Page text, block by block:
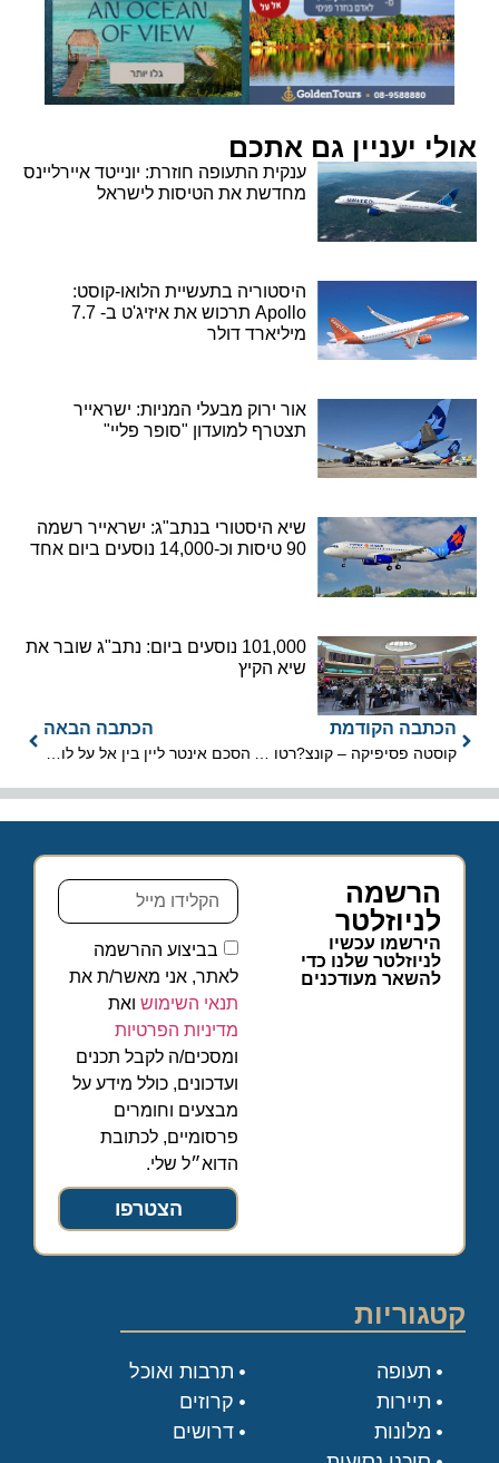
אולי יעניין גם אתכם
ענקית התעופה חוזרת: יונייטד איירליינס
מחדשת את הטיסות לישראל
היסטוריה בתעשיית הלואו-קוסט:
Apollo תרכוש את איזיג'ט ב- 7.7
מיליארד דולר
אור ירוק מבעלי המניות: ישראייר
תצטרף למועדון "סופר פליי"
שיא היסטורי בנתב"ג: ישראייר רשמה
90 טיסות וכ-14,000 נוסעים ביום אחד
101,000 נוסעים ביום: נתב"ג שובר את
שיא הקיץ
הכתבה הקודמת הכתבה הבאה
הרשמה
לניוזלטר
הירשמו עכשיו
לניוזלטר שלנו כדי
להשאר מעודכנים
בביצוע ההרשמה
לאתר, אני מאשר/ת את
תנאי השימוש ואת
מדיניות הפרטיות
ומסכים/ה לקבל תכנים
ועדכונים, כולל מידע על
מבצעים וחומרים
פרסומיים, לכתובת
הדוא״ל שלי.
הצטרפו
קטגוריות
תעופה
תיירות
מלונות
תרבות ואוכל
קרוזים
דרושים